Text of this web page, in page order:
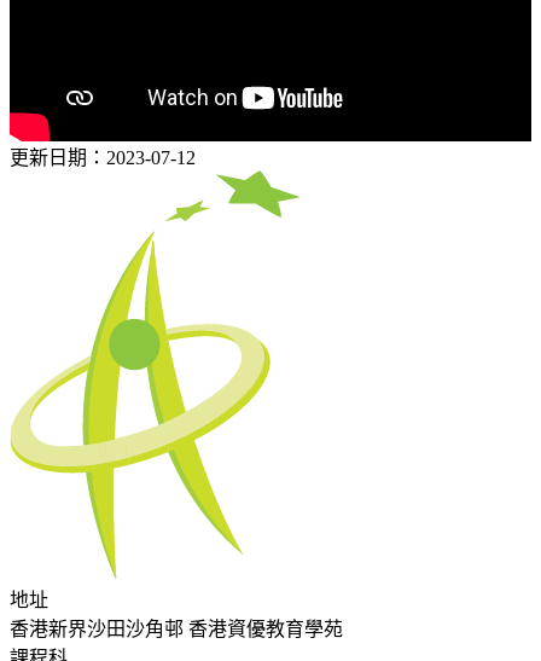
更新日期：2023-07-12
地址
香港新界沙田沙角邨 香港資優教育學苑